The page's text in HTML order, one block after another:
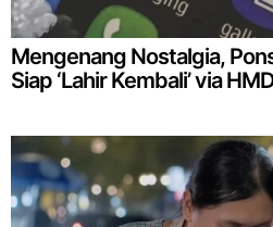
Mengenang Nostalgia,
Siap ‘Lahir Kembali’ via HMD